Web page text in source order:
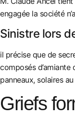
engagée la société
Sinistre lors
il précise que de
composés
panneaux, solaires
Griefs